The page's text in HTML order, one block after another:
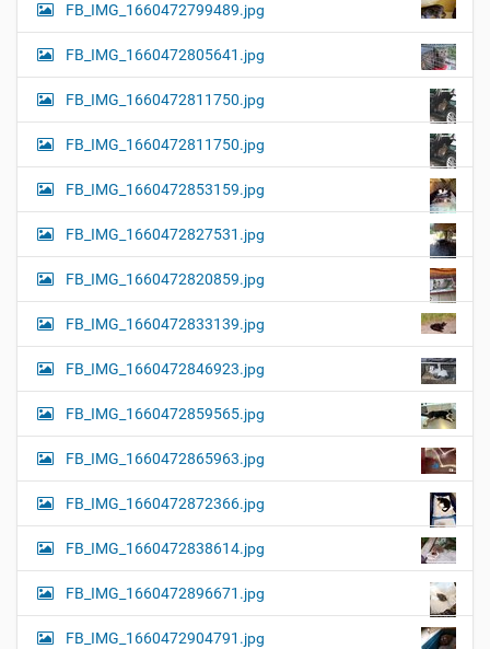
FB_IMG_1660472799489.jpg
FB_IMG_1660472805641.jpg
FB_IMG_1660472811750.jpg
FB_IMG_1660472811750.jpg
FB_IMG_1660472853159.jpg
FB_IMG_1660472827531.jpg
FB_IMG_1660472820859.jpg
FB_IMG_1660472833139.jpg
FB_IMG_1660472846923.jpg
FB_IMG_1660472859565.jpg
FB_IMG_1660472865963.jpg
FB_IMG_1660472872366.jpg
FB_IMG_1660472838614.jpg
FB_IMG_1660472896671.jpg
FB_IMG_1660472904791.jpg